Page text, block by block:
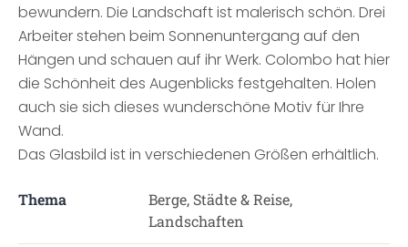
bewundern. Die Landschaft ist malerisch schön. Drei
Arbeiter stehen beim Sonnenuntergang auf den
Hängen und schauen auf ihr Werk. Colombo hat hier
die Schönheit des Augenblicks festgehalten. Holen
auch sie sich dieses wunderschöne Motiv für Ihre
Wand.
Das Glasbild ist in verschiedenen Größen erhältlich.
Thema
Berge, Städte & Reise,
Landschaften